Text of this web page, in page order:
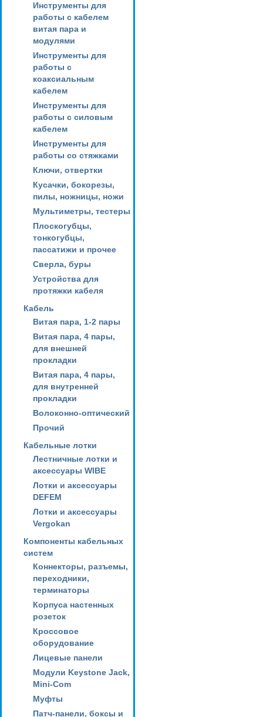
Инструменты для
работы с кабелем
витая пара и
модулями
Инструменты для
работы с
коаксиальным
кабелем
Инструменты для
работы с силовым
кабелем
Инструменты для
работы со стяжками
Ключи, отвертки
Кусачки, бокорезы,
пилы, ножницы, ножи
Мультиметры, тестеры
Плоскогубцы,
тонкогубцы,
пассатижи и прочее
Сверла, буры
Устройства для
протяжки кабеля
Кабель
Витая пара, 1-2 пары
Витая пара, 4 пары,
для внешней
прокладки
Витая пара, 4 пары,
для внутренней
прокладки
Волоконно-оптический
Прочий
Кабельные лотки
Лестничные лотки и
аксессуары WIBE
Лотки и аксессуары
DEFEM
Лотки и аксессуары
Vergokan
Компоненты кабельных
систем
Коннекторы, разъемы,
переходники,
терминаторы
Корпуса настенных
розеток
Кроссовое
оборудование
Лицевые панели
Модули Keystone Jack,
Mini-Com
Муфты
Патч-панели, боксы и